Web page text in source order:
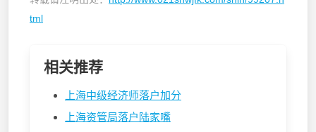
tml
相关推荐
上海中级经济师落户加分
上海资管局落户陆家嘴